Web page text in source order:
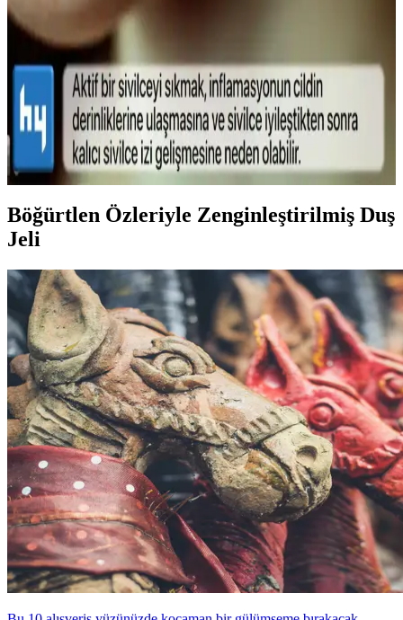
Lykd makyaj sabitleyici spreyi, hafif yapısı ve yüksek
performansıyla makyajın gün boyunca taze ve doğal kalmasını
Sivilce Tedavi Yöntemleri: Doğal ve Medikal
Yaklaşımlarla Cilt Bakımı
Sivilce tedavisinde doğal ve medikal yöntemleri, dikkat edilmesi
gerekenleri ve cilt sağlığını koruma yollarını öğrenin.
Böğürtlen Özleriyle Zenginleştirilmiş Duş
Jeli